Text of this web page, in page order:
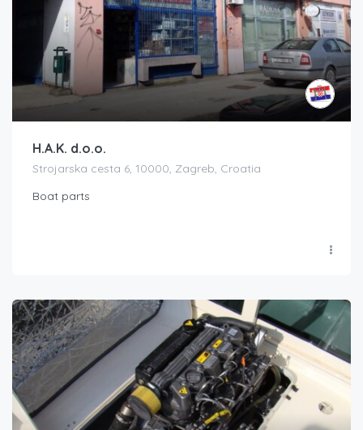
H.A.K. d.o.o.
Strojarska cesta 6, 10000, Zagreb, Croatia
Boat parts